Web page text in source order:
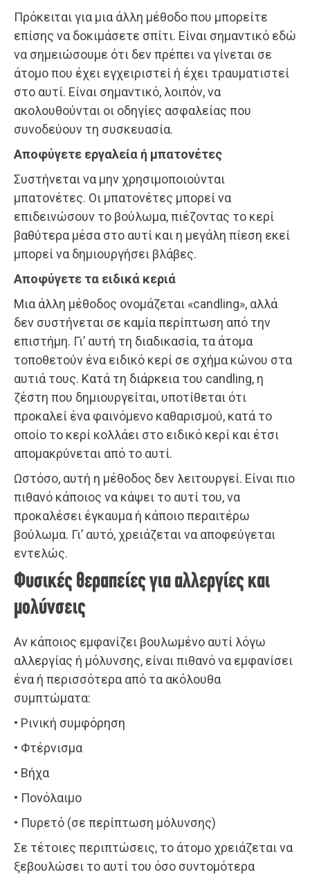
Πρόκειται για μια άλλη μέθοδο που μπορείτε
επίσης να δοκιμάσετε σπίτι. Είναι σημαντικό εδώ
να σημειώσουμε ότι δεν πρέπει να γίνεται σε
άτομο που έχει εγχειριστεί ή έχει τραυματιστεί
στο αυτί. Είναι σημαντικό, λοιπόν, να
ακολουθούνται οι οδηγίες ασφαλείας που
συνοδεύουν τη συσκευασία.
Αποφύγετε εργαλεία ή μπατονέτες
Συστήνεται να μην χρησιμοποιούνται
μπατονέτες. Οι μπατονέτες μπορεί να
επιδεινώσουν το βούλωμα, πιέζοντας το κερί
βαθύτερα μέσα στο αυτί και η μεγάλη πίεση εκεί
μπορεί να δημιουργήσει βλάβες.
Αποφύγετε τα ειδικά κεριά
Μια άλλη μέθοδος ονομάζεται «candling», αλλά
δεν συστήνεται σε καμία περίπτωση από την
επιστήμη. Γι’ αυτή τη διαδικασία, τα άτομα
τοποθετούν ένα ειδικό κερί σε σχήμα κώνου στα
αυτιά τους. Κατά τη διάρκεια του candling, η
ζέστη που δημιουργείται, υποτίθεται ότι
προκαλεί ένα φαινόμενο καθαρισμού, κατά το
οποίο το κερί κολλάει στο ειδικό κερί και έτσι
απομακρύνεται από το αυτί.
Ωστόσο, αυτή η μέθοδος δεν λειτουργεί. Είναι πιο
πιθανό κάποιος να κάψει το αυτί του, να
προκαλέσει έγκαυμα ή κάποιο περαιτέρω
βούλωμα. Γι’ αυτό, χρειάζεται να αποφεύγεται
εντελώς.
Φυσικές θεραπείες για αλλεργίες και
μολύνσεις
Αν κάποιος εμφανίζει βουλωμένο αυτί λόγω
αλλεργίας ή μόλυνσης, είναι πιθανό να εμφανίσει
ένα ή περισσότερα από τα ακόλουθα
συμπτώματα:
• Ρινική συμφόρηση
• Φτέρνισμα
• Βήχα
• Πονόλαιμο
• Πυρετό (σε περίπτωση μόλυνσης)
Σε τέτοιες περιπτώσεις, το άτομο χρειάζεται να
ξεβουλώσει το αυτί του όσο συντομότερα